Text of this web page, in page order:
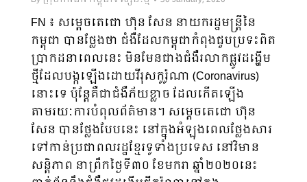
FN ៖ សម្តេចតេជោ ហ៊ុន សែន នាយករដ្ឋមន្រ្តីនៃ
កម្ពុជា បានថ្លែងថា ជំងឺដែលកម្ពុជាកំពុងជួបប្រទះពិត
ប្រាកដនាពេលនេះ មិនមែនជាងជំងឺរលាកផ្លូវដង្ហើម
ថ្មីដែលបង្កឡើងដោយវីរុសកូរ៉ូណា (Coronavirus)
នោះទេ ប៉ុន្តែគឺជាជំងឺភ័យខ្លាច ដែលកើតឡើង
តាមរយៈការបំពុលព័ត៌មាន។ សម្តេចតេជោ ហ៊ុន
សែន បានថ្លែងបែបនេះ នៅក្នុងអំឡុងពេលថ្លែងសារ
ទៅកាន់ប្រជាពលរដ្ឋខ្មែរទូទាំងប្រទេស នៅវិមាន
សន្តិភាព នាព្រឹកថ្ងៃទី៣០ ខែមករា ឆ្នាំ២០២០នេះ